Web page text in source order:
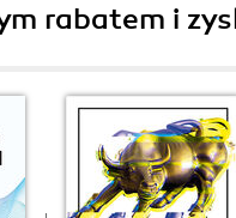
rabatem i